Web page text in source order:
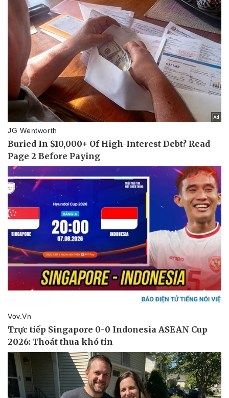
Thể thao
Bóng đá
Lịch thi đấu bóng đá
Thế giới thể thao
eSports
Hậu trường
Ô tô - Xe máy
Ô tô
Xe máy
Tư vấn